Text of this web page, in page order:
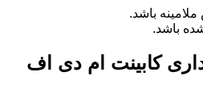
باشد.
شده باشد.
کابینت ام دی اف